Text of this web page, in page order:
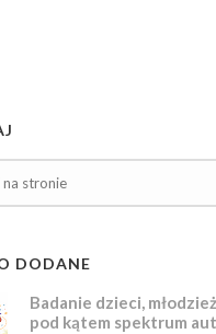
DODANE
Badanie dzieci,
pod kątem spektrum